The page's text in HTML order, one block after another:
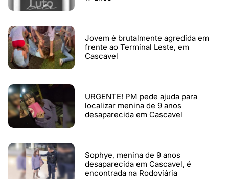
Jovem é brutalmente agredida em
frente ao Terminal Leste, em
Cascavel
URGENTE! PM pede ajuda para
localizar menina de 9 anos
desaparecida em Cascavel
Sophye, menina de 9 anos
desaparecida em Cascavel, é
encontrada na Rodoviária